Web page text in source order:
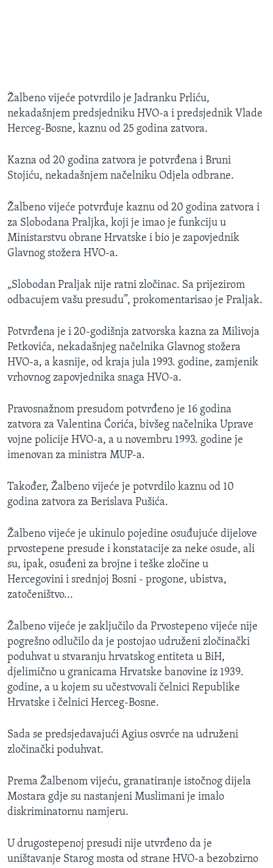
Žalbeno vijeće potvrdilo je Jadranku Prliću,
nekadašnjem predsjedniku HVO-a i predsjednik Vlade
Herceg-Bosne, kaznu od 25 godina zatvora.
Kazna od 20 godina zatvora je potvrđena i Bruni
Stojiću, nekadašnjem načelniku Odjela odbrane.
Žalbeno vijeće potvrđuje kaznu od 20 godina zatvora i
za Slobodana Praljka, koji je imao je funkciju u
Ministarstvu obrane Hrvatske i bio je zapovjednik
Glavnog stožera HVO-a.
„Slobodan Praljak nije ratni zločinac. Sa prijezirom
odbacujem vašu presudu”, prokomentarisao je Praljak.
Potvrđena je i 20-godišnja zatvorska kazna za Milivoja
Petkovića, nekadašnjeg načelnika Glavnog stožera
HVO-a, a kasnije, od kraja jula 1993. godine, zamjenik
vrhovnog zapovjednika snaga HVO-a.
Pravosnažnom presudom potvrđeno je 16 godina
zatvora za Valentina Ćorića, bivšeg načelnika Uprave
vojne policije HVO-a, a u novembru 1993. godine je
imenovan za ministra MUP-a.
Također, Žalbeno vijeće je potvrdilo kaznu od 10
godina zatvora za Berislava Pušića.
Žalbeno vijeće je ukinulo pojedine osuđujuće dijelove
prvostepene presude i konstatacije za neke osude, ali
su, ipak, osuđeni za brojne i teške zločine u
Hercegovini i srednjoj Bosni - progone, ubistva,
zatočeništvo...
Žalbeno vijeće je zaključilo da Prvostepeno vijeće nije
pogrešno odlučilo da je postojao udruženi zločinački
poduhvat u stvaranju hrvatskog entiteta u BiH,
djelimično u granicama Hrvatske banovine iz 1939.
godine, a u kojem su učestvovali čelnici Republike
Hrvatske i čelnici Herceg-Bosne.
Sada se predsjedavajući Agius osvrće na udruženi
zločinački poduhvat.
Prema Žalbenom vijeću, granatiranje istočnog dijela
Mostara gdje su nastanjeni Muslimani je imalo
diskriminatornu namjeru.
U drugostepenoj presudi nije utvrđeno da je
uništavanje Starog mosta od strane HVO-a bezobzirno